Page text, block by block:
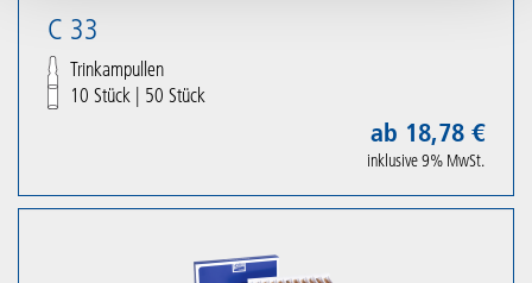
C 33
Trinkampullen
10 Stück | 50 Stück
ab 18,78 €
inklusive 9% MwSt.